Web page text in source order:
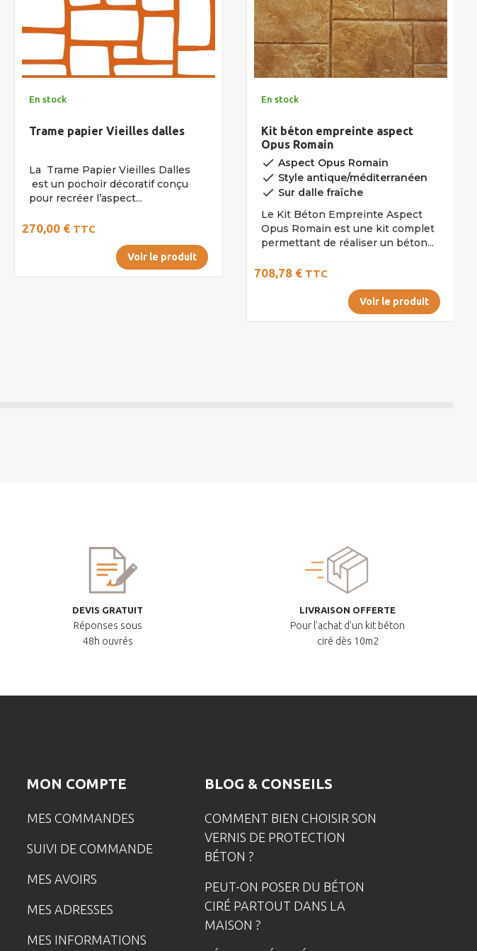
En stock
Trame papier Vieilles dalles
La Trame Papier Vieilles Dalles
est un pochoir décoratif conçu
pour recréer l’aspect...
270,00 € TTC
Voir le produit
En stock
Kit béton empreinte aspect
Opus Romain
done Aspect Opus Romain
done Style antique/méditerranéen
done Sur dalle fraîche
Le Kit Béton Empreinte Aspect
Opus Romain est une kit complet
permettant de réaliser un béton...
708,78 € TTC
Voir le produit
DEVIS GRATUIT
Réponses sous
48h ouvrés
LIVRAISON OFFERTE
Pour l'achat d'un kit béton
ciré dès 10m2
MON COMPTE
MES COMMANDES
SUIVI DE COMMANDE
MES AVOIRS
MES ADRESSES
MES INFORMATIONS
BLOG & CONSEILS
COMMENT BIEN CHOISIR SON
VERNIS DE PROTECTION
BÉTON ?
PEUT-ON POSER DU BÉTON
CIRÉ PARTOUT DANS LA
MAISON ?